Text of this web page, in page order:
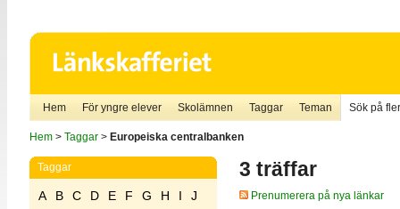
Hem För yngre elever Skolämnen Taggar Teman Sök på
Hem> Taggar> Europeiska centralbanken
Taggar
A B C D E F G H I
J
3 träffar
Prenumerera på nya länkar